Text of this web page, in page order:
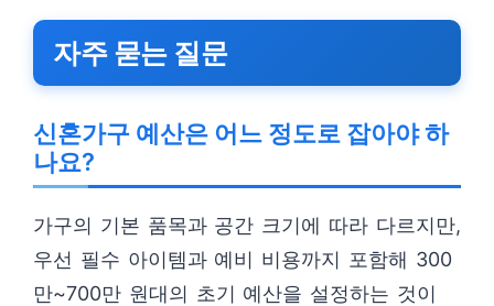
자주 묻는 질문
신혼가구 예산은 어느 정도로 잡아야 하
나요?
가구의 기본 품목과 공간 크기에 따라 다르지만,
우선 필수 아이템과 예비 비용까지 포함해 300
만~700만 원대의 초기 예산을 설정하는 것이